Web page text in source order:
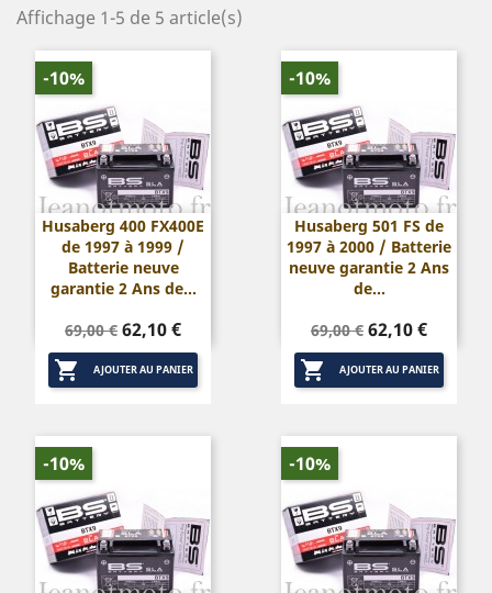
Affichage 1-5 de 5 article(s)
Husaberg 400 FX400E
de 1997 à 1999 /
Batterie neuve
garantie 2 Ans de...
Prix
de
base
69,00 € Prix
62,10 €
 AJOUTER AU PANIER
-10%
Husaberg 501 FS de
1997 à 2000 / Batterie
neuve garantie 2 Ans
de...
Prix
de
base
69,00 € Prix
62,10 €
 AJOUTER AU PANIER
-10%
-10% -10%